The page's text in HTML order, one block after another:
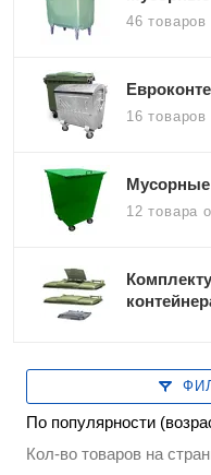
46 товаров
16 товаров
Мусорные
12 товара
По популярности
Кол-во товаров на